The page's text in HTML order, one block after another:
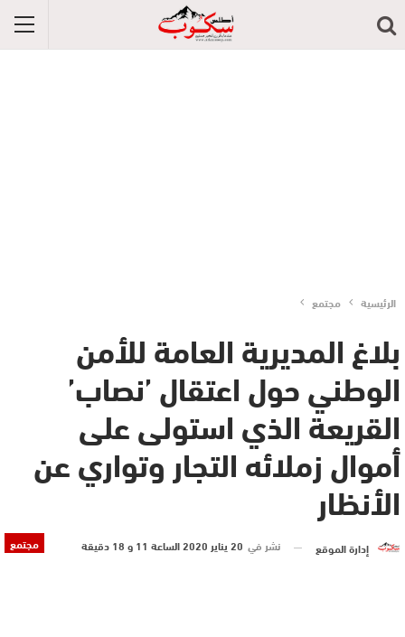
الرئيسية مجتمع
بلاغ المديرية العامة للأمن
الوطني حول اعتقال ’نصاب’
القريعة الذي استولى على
أموال زملائه التجار وتواري عن
الأنظار
مجتمع إدارة الموقع نشر في 20 يناير 2020 الساعة 11 و 18 دقيقة